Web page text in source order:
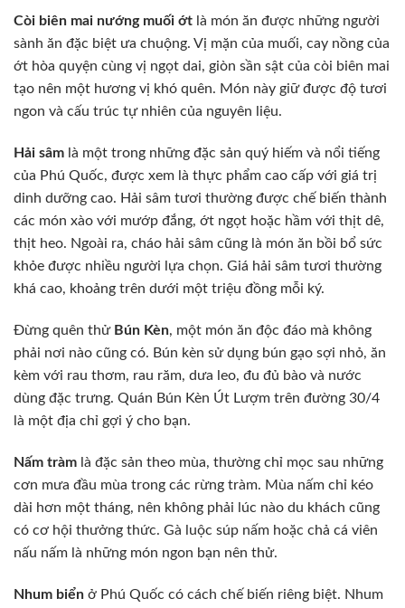
Còi biên mai nướng muối ớt là món ăn được những người
sành ăn đặc biệt ưa chuộng. Vị mặn của muối, cay nồng của
ớt hòa quyện cùng vị ngọt dai, giòn sần sật của còi biên mai
tạo nên một hương vị khó quên. Món này giữ được độ tươi
ngon và cấu trúc tự nhiên của nguyên liệu.
Hải sâm là một trong những đặc sản quý hiếm và nổi tiếng
của Phú Quốc, được xem là thực phẩm cao cấp với giá trị
dinh dưỡng cao. Hải sâm tươi thường được chế biến thành
các món xào với mướp đắng, ớt ngọt hoặc hầm với thịt dê,
thịt heo. Ngoài ra, cháo hải sâm cũng là món ăn bồi bổ sức
khỏe được nhiều người lựa chọn. Giá hải sâm tươi thường
khá cao, khoảng trên dưới một triệu đồng mỗi ký.
Đừng quên thử Bún Kèn, một món ăn độc đáo mà không
phải nơi nào cũng có. Bún kèn sử dụng bún gạo sợi nhỏ, ăn
kèm với rau thơm, rau răm, dưa leo, đu đủ bào và nước
dùng đặc trưng. Quán Bún Kèn Út Lượm trên đường 30/4
là một địa chỉ gợi ý cho bạn.
Nấm tràm là đặc sản theo mùa, thường chỉ mọc sau những
cơn mưa đầu mùa trong các rừng tràm. Mùa nấm chỉ kéo
dài hơn một tháng, nên không phải lúc nào du khách cũng
có cơ hội thưởng thức. Gà luộc súp nấm hoặc chả cá viên
nấu nấm là những món ngon bạn nên thử.
Nhum biển ở Phú Quốc có cách chế biến riêng biệt. Nhum